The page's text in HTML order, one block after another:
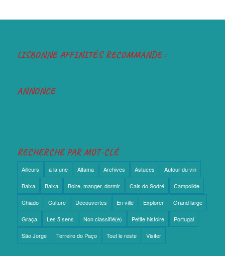
LISBONNE AFFINITÉS RECOMMANDE :
ANNONCE
RECHERCHE PAR MOT-CLÉ
Ailleurs a la une Alfama Archives Astuces Autour du vin
Baixa Baixa Boire, manger, dormir Cais do Sodré Campolide
Chiado Culture Découvertes En ville Explorer Grand large
Graça Les 5 sens Non classifié(e) Petite histoire Portugal
São Jorge Terreiro do Paço Tout le reste Visiter